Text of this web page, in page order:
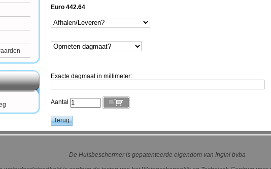
Euro 442.64
Exacte dagmaat in millimeter:
Aantal
- De Huisbeschermer is gepatenteerde eigendom van Ingini bvba -